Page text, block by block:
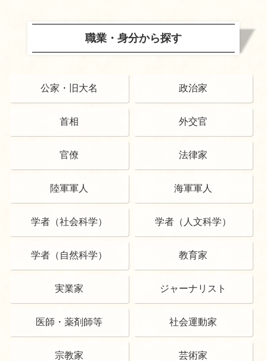
職業・身分から探す
公家・旧大名 政治家
首相 外交官
官僚 法律家
陸軍軍人 海軍軍人
学者（社会科学） 学者（人文科学）
学者（自然科学） 教育家
実業家 ジャーナリスト
医師・薬剤師等 社会運動家
宗教家 芸術家